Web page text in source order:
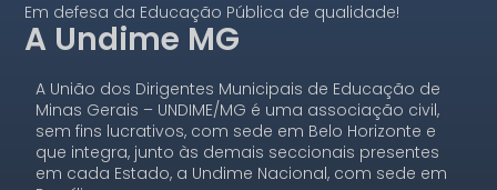
Em defesa da Educação Pública de qualidade!
A Undime MG
A União dos Dirigentes Municipais de Educação de
Minas Gerais – UNDIME/MG é uma associação civil,
sem fins lucrativos, com sede em Belo Horizonte e
que integra, junto às demais seccionais presentes
em cada Estado, a Undime Nacional, com sede em